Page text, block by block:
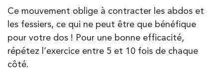
Ce mouvement oblige à contracter les abdos et
les fessiers, ce qui ne peut être que bénéfique
pour votre dos ! Pour une bonne efficacité,
répétez l’exercice entre 5 et 10 fois de chaque
côté.